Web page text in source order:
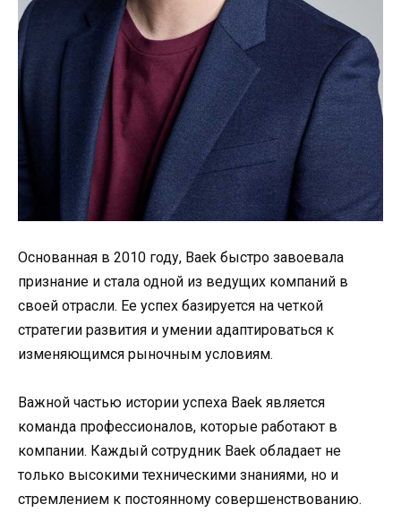
Основанная в 2010 году, Baek быстро завоевала
признание и стала одной из ведущих компаний в
своей отрасли. Ее успех базируется на четкой
стратегии развития и умении адаптироваться к
изменяющимся рыночным условиям.
Важной частью истории успеха Baek является
команда профессионалов, которые работают в
компании. Каждый сотрудник Baek обладает не
только высокими техническими знаниями, но и
стремлением к постоянному совершенствованию.